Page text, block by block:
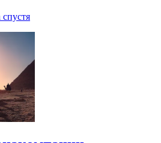
спустя